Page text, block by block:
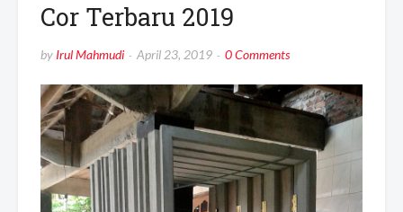
Cor Terbaru 2019
by Irul Mahmudi April 23, 2019 0 Comments